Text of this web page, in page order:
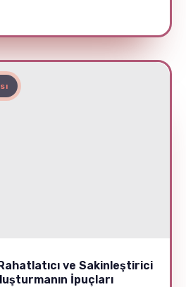
ve Sakinleştirici
İpuçları